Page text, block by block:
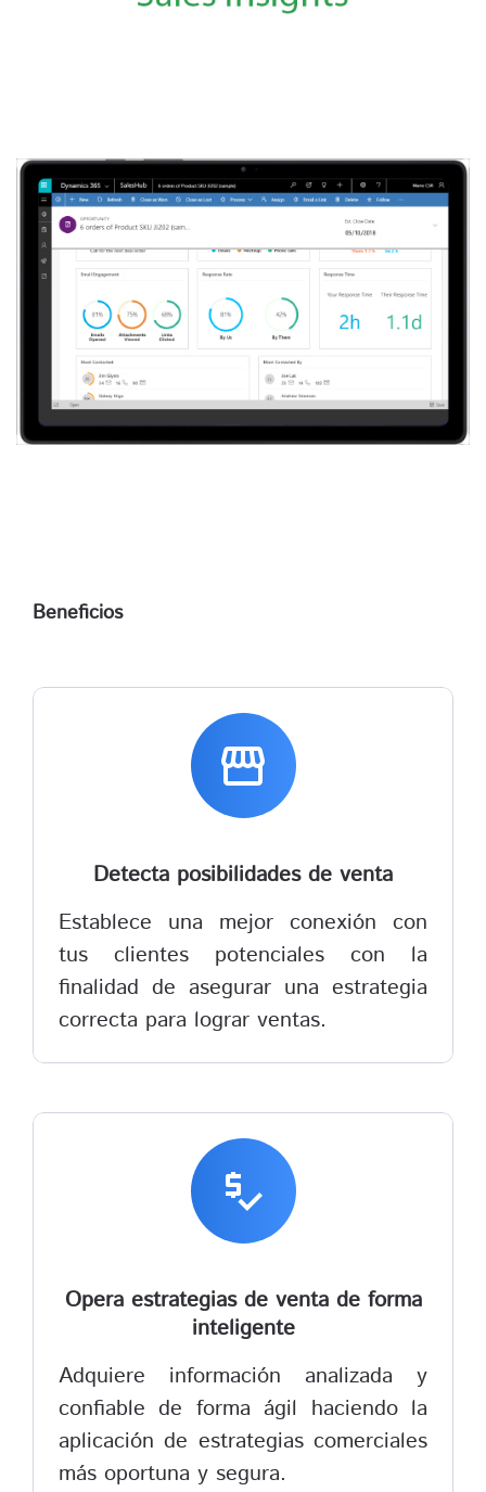
Beneficios
storefront
Detecta posibilidades de venta
Establece una mejor conexión con
tus clientes potenciales con la
finalidad de asegurar una estrategia
correcta para lograr ventas.
price_check
Opera estrategias de venta de forma
inteligente
Adquiere información analizada y
confiable de forma ágil haciendo la
aplicación de estrategias comerciales
más oportuna y segura.